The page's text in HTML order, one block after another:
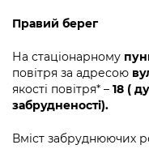
Контактна
Графік роботи
Вакансії
Бізнес та
Фінанси та бюджет
Безпека та
Відкритий
Контактний центр
Допомога
Питання і
інформацію
Порядок
Accreditation
Подати
Submitting a
Зйомки в
стану / Rules for
Правий берег
На стаціонарному
повітря за адресою
якості повітря* – 18 (
забрудненості).
Вміст забруднюючих